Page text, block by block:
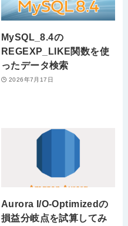
MySQL_8.4の
REGEXP_LIKE関数を使
ったデータ検索
2026年7月17日
Aurora I/O-Optimizedの
損益分岐点を試算してみ